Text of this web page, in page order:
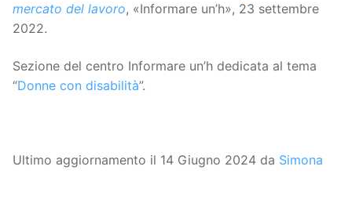
mercato del lavoro, «Informare un’h», 23 settembre
2022.
Sezione del centro Informare un’h dedicata al tema
“Donne con disabilità”.
Ultimo aggiornamento il 14 Giugno 2024 da Simona